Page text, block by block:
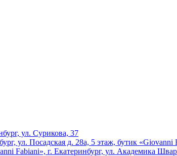
ул. Сурикова, 37
ул. Посадская д. 28а, 5 этаж, бутик «Giovanni
Fabiani», г. Екатеринбург, ул. Академика